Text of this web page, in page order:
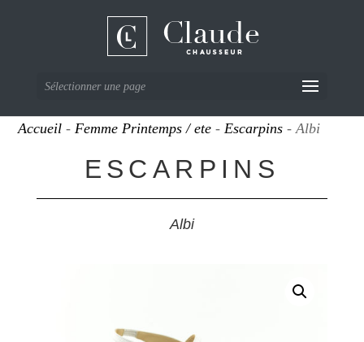
Sélectionner une page
Accueil -Femme Printemps / ete -Escarpins - Albi
ESCARPINS
Albi